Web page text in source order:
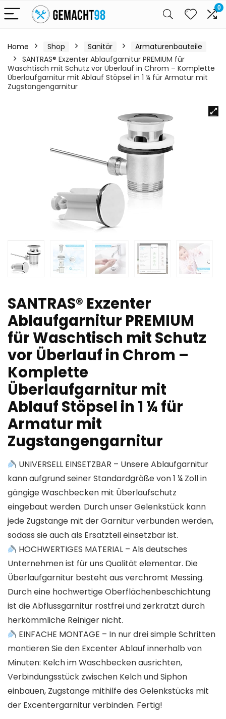
0
Home Shop Sanitär
Armaturenbauteile
SANTRAS® Exzenter Ablaufgarnitur PREMIUM für
Waschtisch mit Schutz vor Überlauf in Chrom – Komplette
Überlaufgarnitur mit Ablauf Stöpsel in 1 ¼ für Armatur mit
Zugstangengarnitur
SANTRAS® Exzenter
Ablaufgarnitur PREMIUM
für Waschtisch mit Schutz
vor Überlauf in Chrom –
Komplette
Überlaufgarnitur mit
Ablauf Stöpsel in 1 ¼ für
Armatur mit
Zugstangengarnitur
UNIVERSELL EINSETZBAR – Unsere Ablaufgarnitur
kann aufgrund seiner Standardgröße von 1 ¼ Zoll in
gängige Waschbecken mit Überlaufschutz
eingebaut werden. Durch unser Gelenkstück kann
jede Zugstange mit der Garnitur verbunden werden,
sodass sie auch als Ersatzteil einsetzbar ist.
HOCHWERTIGES MATERIAL – Als deutsches
Unternehmen ist für uns Qualität elementar. Die
Überlaufgarnitur besteht aus verchromt Messing.
Durch eine hochwertige Oberflächenbeschichtung
ist die Abflussgarnitur rostfrei und zerkratzt durch
herkömmliche Reiniger nicht.
EINFACHE MONTAGE – In nur drei simple Schritten
montieren Sie den Excenter Ablauf innerhalb von
Minuten: Kelch im Waschbecken ausrichten,
Verbindungsstück zwischen Kelch und Siphon
einbauen, Zugstange mithilfe des Gelenkstücks mit
der Excentergarnitur verbinden. Fertig!